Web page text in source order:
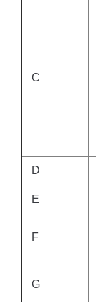
C
D
E
F
G